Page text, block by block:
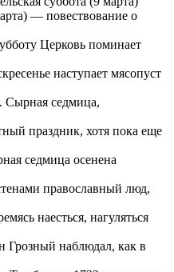
— повествование о
Церковь поминает
наступает мясопуст
Сырная седмица,
праздник, хотя пока еще
седмица осенена
православный люд,
наесться, нагуляться
Грозный наблюдал, как в